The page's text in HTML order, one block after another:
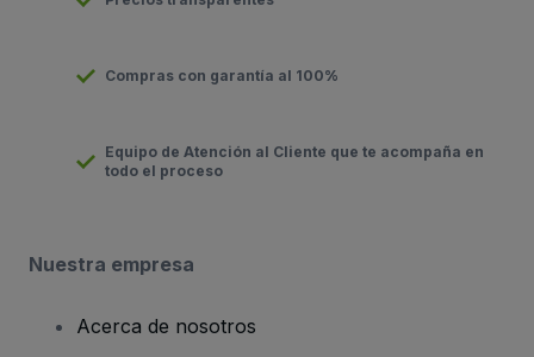
Compras con garantía al 100%
Equipo de Atención al Cliente que te acompaña en
todo el proceso
Nuestra empresa
Acerca de nosotros